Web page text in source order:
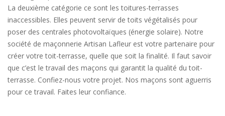
La deuxième catégorie ce sont les toitures-terrasses
inaccessibles. Elles peuvent servir de toits végétalisés pour
poser des centrales photovoltaïques (énergie solaire). Notre
société de maçonnerie Artisan Lafleur est votre partenaire pour
créer votre toit-terrasse, quelle que soit la finalité. Il faut savoir
que c’est le travail des maçons qui garantit la qualité du toit-
terrasse. Confiez-nous votre projet. Nos maçons sont aguerris
pour ce travail. Faites leur confiance.